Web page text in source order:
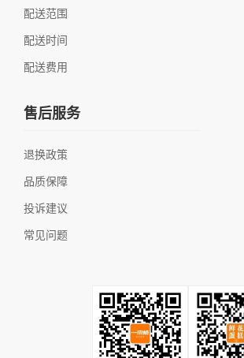
配送范围
配送时间
配送费用
售后服务
退换政策
品质保障
投诉建议
常见问题